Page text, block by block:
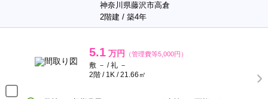
神奈川県藤沢市高倉
2階建 / 築4年
5.1 万円 （管理費等5,000円）
敷 － / 礼 －
2階 / 1K / 21.66㎡